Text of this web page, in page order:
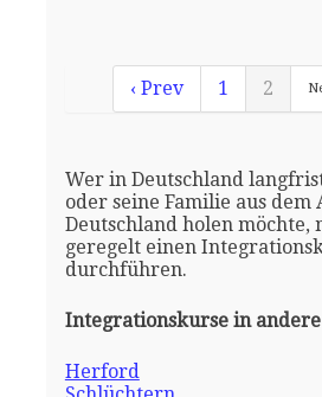
‹ Prev 1 2
Wer in Deutschland
oder seine Familie aus dem
Deutschland holen möchte,
geregelt einen
durchführen.
Integrationskurse in
Herford